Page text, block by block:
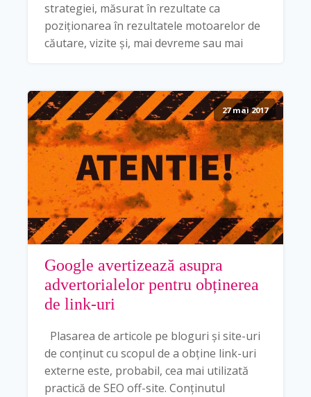
strategiei, măsurat în rezultate ca
poziționarea în rezultatele motoarelor de
căutare, vizite și, mai devreme sau mai
27 mai 2017
Google avertizează asupra
advertorialelor pentru obținerea
de link-uri
Plasarea de articole pe bloguri și site-uri
de conținut cu scopul de a obține link-uri
externe este, probabil, cea mai utilizată
practică de SEO off-site. Conținutul